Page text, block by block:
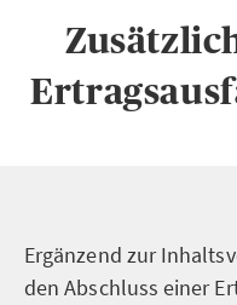
Ergänzend zur
den Abschluss einer